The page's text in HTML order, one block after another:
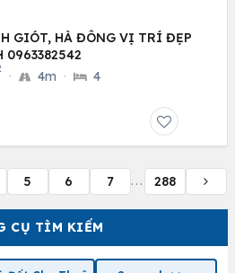
CỤ TÌM KIẾM
GIÓT, HÀ ĐÔNG VỊ TRÍ ĐẸP
0963382542
· 4m · 4
5 6 7 ... 288